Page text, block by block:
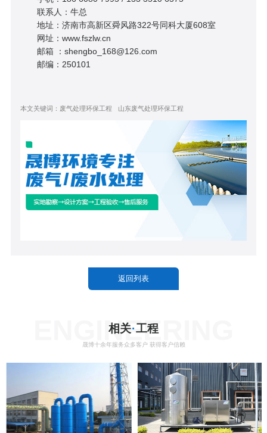
联系人：牛总
地址：济南市高新区舜风路322号同科大厦608室
网址：www.fszlw.cn
邮箱 ：shengbo_168@126.com
邮编：250101
本文关键词： 废气处理环保工程 山东废气处理环保工程
返回列表
ENGINEERING
相关·工程
晟博十余年服务众多客户 获得客户信赖